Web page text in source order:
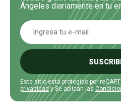
Ángeles diariamente en tu
Este sitio está protegido por
privacidady Se aplican las